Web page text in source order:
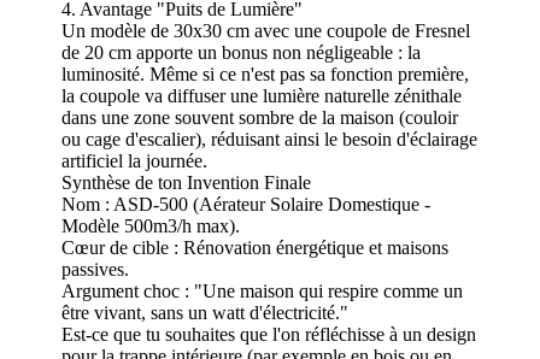
4. Avantage "Puits de Lumière"
Un modèle de 30x30 cm avec une coupole de Fresnel
de 20 cm apporte un bonus non négligeable : la
luminosité. Même si ce n'est pas sa fonction première,
la coupole va diffuser une lumière naturelle zénithale
dans une zone souvent sombre de la maison (couloir
ou cage d'escalier), réduisant ainsi le besoin d'éclairage
artificiel la journée.
Synthèse de ton Invention Finale
Nom : ASD-500 (Aérateur Solaire Domestique -
Modèle 500m3/h max).
Cœur de cible : Rénovation énergétique et maisons
passives.
Argument choc : "Une maison qui respire comme un
être vivant, sans un watt d'électricité."
Est-ce que tu souhaites que l'on réfléchisse à un design